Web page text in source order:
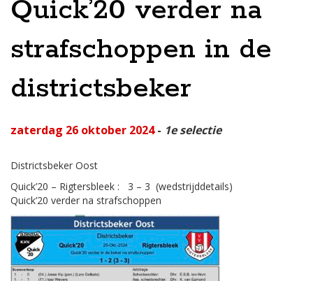
Quick’20 verder na
strafschoppen in de
districtsbeker
zaterdag 26 oktober 2024- 1e selectie
Districtsbeker Oost
Quick’20 – Rigtersbleek : 3 – 3 (wedstrijddetails)
Quick’20 verder na strafschoppen